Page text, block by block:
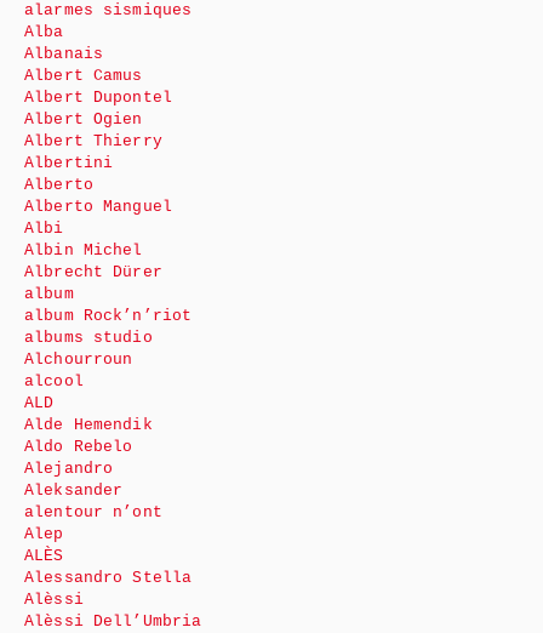
alarmes sismiques
Alba
Albanais
Albert Camus
Albert Dupontel
Albert Ogien
Albert Thierry
Albertini
Alberto
Alberto Manguel
Albi
Albin Michel
Albrecht Dürer
album
album Rock’n’riot
albums studio
Alchourroun
alcool
ALD
Alde Hemendik
Aldo Rebelo
Alejandro
Aleksander
alentour n’ont
Alep
ALÈS
Alessandro Stella
Alèssi
Alèssi Dell’Umbria